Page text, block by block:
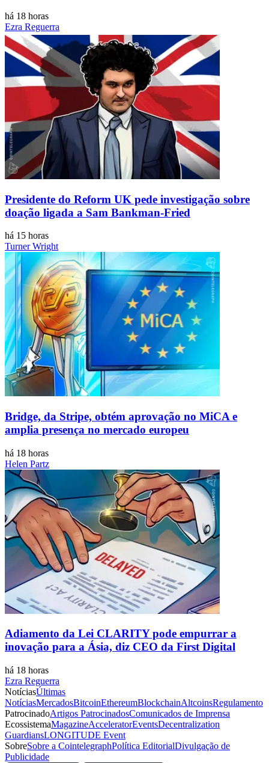
há 18 horas
Ezra Reguerra
Presidente do Reform UK pede investigação sobre
doação ligada a Sam Bankman-Fried
há 15 horas
Turner Wright
Bridge, da Stripe, obtém aprovação no MiCA e
amplia presença no mercado europeu
há 18 horas
Helen Partz
Adiamento da Lei CLARITY pode empurrar a
inovação para a Ásia, diz CEO da First Digital
há 18 horas
Ezra Reguerra
NotíciasÚltimas
NotíciasMercadosBitcoinEthereumBlockchainAltcoinsRegulamento
PatrocinadoArtigos PatrocinadosComunicados de Imprensa
EcossistemaMagazineAcceleratorEventsDecentralization
GuardiansLONGITUDE Event
SobreSobre a CointelegraphPolítica EditorialDivulgação de
Publicidade